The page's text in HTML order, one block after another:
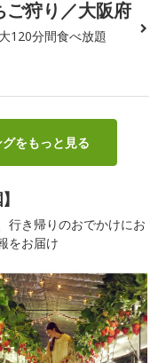
ご狩り／大阪府
120分間食べ放題
をもっと見る
行き帰りのおでかけにお
をお届け